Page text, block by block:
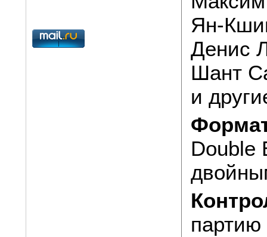
Ян-
Денис
Шант
и
Double
партию